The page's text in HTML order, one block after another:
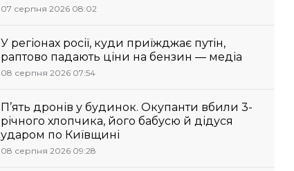
07 серпня 2026 08:02
У регіонах росії, куди приїжджає путін,
раптово падають ціни на бензин — медіа
08 серпня 2026 07:54
П’ять дронів у будинок. Окупанти вбили 3-
річного хлопчика, його бабусю й дідуся
ударом по Київщині
08 серпня 2026 09:28